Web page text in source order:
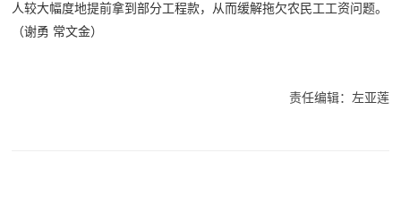
人较大幅度地提前拿到部分工程款，从而缓解拖欠农民工工资问题。
（谢勇 常文金）
责任编辑：左亚莲